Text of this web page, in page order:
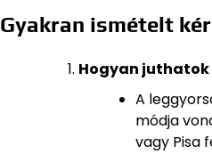
Gyakran ismételt
Hogyan juthatok
A
módja
vagy Pisa